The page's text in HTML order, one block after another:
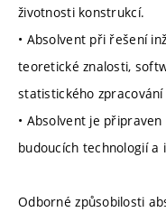
životnosti konstrukcí.
• Absolvent při řešení
teoretické znalosti,
statistického
• Absolvent je
budoucích technologií a
Odborné způsobilosti